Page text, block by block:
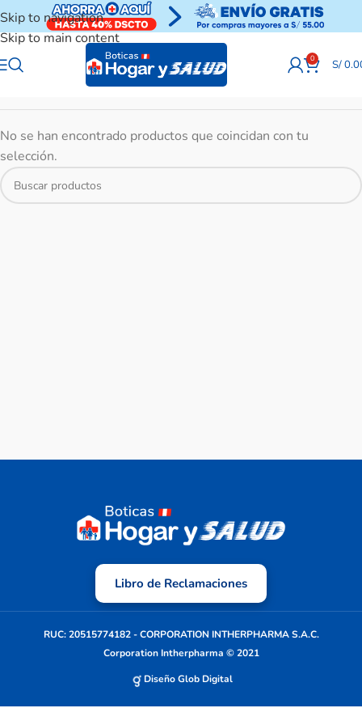
Skip to navigation
Skip to main content
0 S/
No se han encontrado productos que coincidan con tu
selección.
Libro de Reclamaciones
RUC: 20515774182 - CORPORATION INTHERPHARMA S.A.C.
Corporation Intherpharma © 2021
Diseño Glob Digital